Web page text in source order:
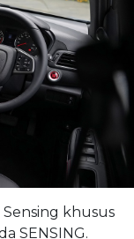
khusus
SENSING.